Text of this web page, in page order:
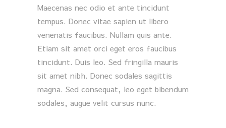
Maecenas nec odio et ante tincidunt
tempus. Donec vitae sapien ut libero
venenatis faucibus. Nullam quis ante.
Etiam sit amet orci eget eros faucibus
tincidunt. Duis leo. Sed fringilla mauris
sit amet nibh. Donec sodales sagittis
magna. Sed consequat, leo eget bibendum
sodales, augue velit cursus nunc.